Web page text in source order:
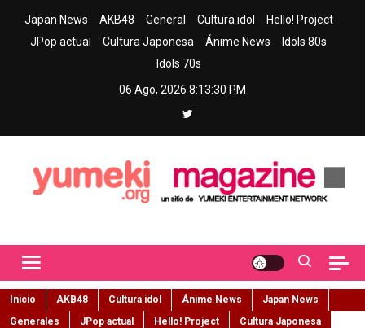
Japan News AKB48 General Cultura idol
Hello! Project
JPop actual
Cultura Japonesa Ánime News
Idols 80s
Idols 70s
06 Ago, 2026 8:13:31 PM
Inicio AKB48 Cultura idol Ánime News
Japan News
Generales
JPop actual Hello! Project
Cultura Japonesa